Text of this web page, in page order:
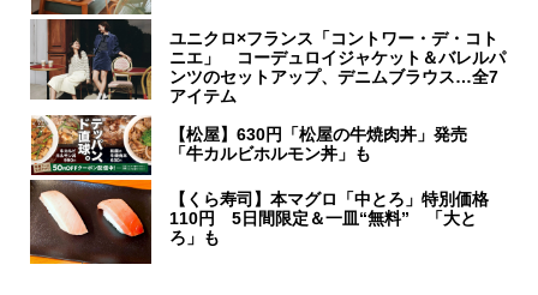
ユニクロ×フランス「コントワー・デ・コト
ニエ」 コーデュロイジャケット＆バレルパ
ンツのセットアップ、デニムブラウス…全7
アイテム
【松屋】630円「松屋の牛焼肉丼」発売
「牛カルビホルモン丼」も
【くら寿司】本マグロ「中とろ」特別価格
110円 5日間限定＆一皿“無料” 「大と
ろ」も